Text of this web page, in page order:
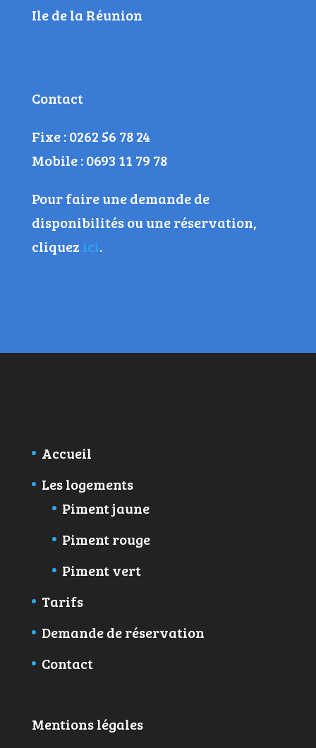
Ile de la Réunion
Contact
Fixe : 0262 56 78 24
Mobile : 0693 11 79 78
Pour faire une demande de
disponibilités ou une réservation,
cliquez ici.
Accueil
Les logements
Piment jaune
Piment rouge
Piment vert
Tarifs
Demande de réservation
Contact
Mentions légales